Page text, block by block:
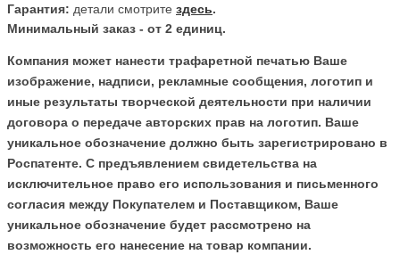
Гарантия: детали смотрите здесь.
Минимальный заказ - от 2 единиц.
Компания может нанести трафаретной печатью Ваше
изображение, надписи, рекламные сообщения, логотип и
иные результаты творческой деятельности при наличии
договора о передаче авторских прав на логотип. Ваше
уникальное обозначение должно быть зарегистрировано в
Роспатенте. С предъявлением свидетельства на
исключительное право его использования и письменного
согласия между Покупателем и Поставщиком, Ваше
уникальное обозначение будет рассмотрено на
возможность его нанесение на товар компании.